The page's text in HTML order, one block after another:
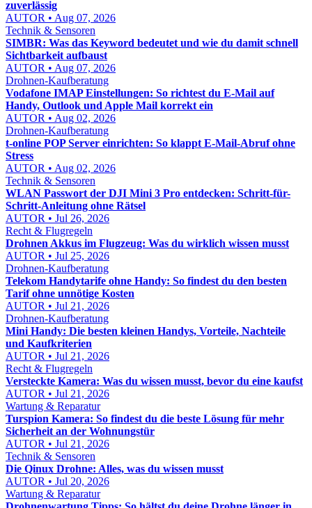
zuverlässig
AUTOR • Aug 07, 2026
Technik & Sensoren
SIMBR: Was das Keyword bedeutet und wie du damit schnell
Sichtbarkeit aufbaust
AUTOR • Aug 07, 2026
Drohnen-Kaufberatung
Vodafone IMAP Einstellungen: So richtest du E-Mail auf
Handy, Outlook und Apple Mail korrekt ein
AUTOR • Aug 02, 2026
Drohnen-Kaufberatung
t-online POP Server einrichten: So klappt E-Mail-Abruf ohne
Stress
AUTOR • Aug 02, 2026
Technik & Sensoren
WLAN Passwort der DJI Mini 3 Pro entdecken: Schritt-für-
Schritt-Anleitung ohne Rätsel
AUTOR • Jul 26, 2026
Recht & Flugregeln
Drohnen Akkus im Flugzeug: Was du wirklich wissen musst
AUTOR • Jul 25, 2026
Drohnen-Kaufberatung
Telekom Handytarife ohne Handy: So findest du den besten
Tarif ohne unnötige Kosten
AUTOR • Jul 21, 2026
Drohnen-Kaufberatung
Mini Handy: Die besten kleinen Handys, Vorteile, Nachteile
und Kaufkriterien
AUTOR • Jul 21, 2026
Recht & Flugregeln
Versteckte Kamera: Was du wissen musst, bevor du eine kaufst
AUTOR • Jul 21, 2026
Wartung & Reparatur
Turspion Kamera: So findest du die beste Lösung für mehr
Sicherheit an der Wohnungstür
AUTOR • Jul 21, 2026
Technik & Sensoren
Die Qinux Drohne: Alles, was du wissen musst
AUTOR • Jul 20, 2026
Wartung & Reparatur